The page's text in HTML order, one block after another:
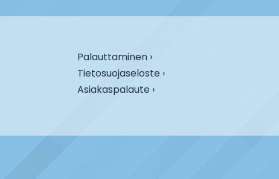
Palauttaminen ›
Tietosuojaseloste ›
Asiakaspalaute ›